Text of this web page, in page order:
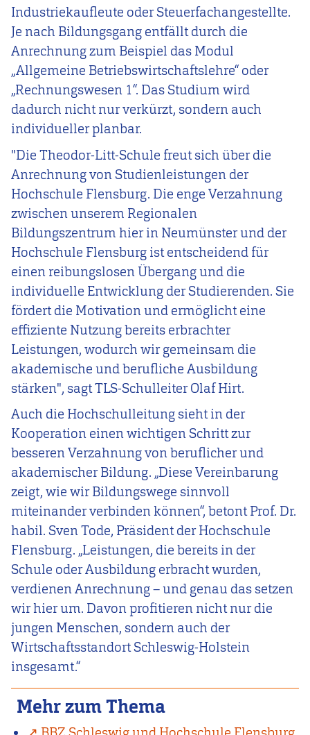
Industriekaufleute oder Steuerfachangestellte.
Je nach Bildungsgang entfällt durch die
Anrechnung zum Beispiel das Modul
„Allgemeine Betriebswirtschaftslehre“ oder
„Rechnungswesen 1“. Das Studium wird
dadurch nicht nur verkürzt, sondern auch
individueller planbar.
"Die Theodor-Litt-Schule freut sich über die
Anrechnung von Studienleistungen der
Hochschule Flensburg. Die enge Verzahnung
zwischen unserem Regionalen
Bildungszentrum hier in Neumünster und der
Hochschule Flensburg ist entscheidend für
einen reibungslosen Übergang und die
individuelle Entwicklung der Studierenden. Sie
fördert die Motivation und ermöglicht eine
effiziente Nutzung bereits erbrachter
Leistungen, wodurch wir gemeinsam die
akademische und berufliche Ausbildung
stärken", sagt TLS-Schulleiter Olaf Hirt.
Auch die Hochschulleitung sieht in der
Kooperation einen wichtigen Schritt zur
besseren Verzahnung von beruflicher und
akademischer Bildung. „Diese Vereinbarung
zeigt, wie wir Bildungswege sinnvoll
miteinander verbinden können“, betont Prof. Dr.
habil. Sven Tode, Präsident der Hochschule
Flensburg. „Leistungen, die bereits in der
Schule oder Ausbildung erbracht wurden,
verdienen Anrechnung – und genau das setzen
wir hier um. Davon profitieren nicht nur die
jungen Menschen, sondern auch der
Wirtschaftsstandort Schleswig-Holstein
insgesamt.“
Mehr zum Thema